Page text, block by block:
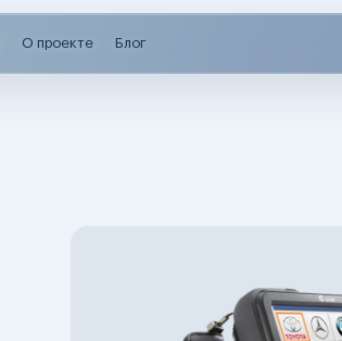
О проекте Блог